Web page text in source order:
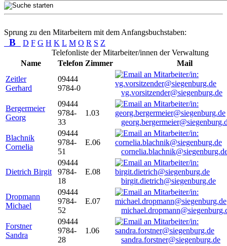
Sprung zu den Mitarbeitern mit dem Anfangsbuchstaben:
B D F G H K L M O R S Z
Telefonliste der Mitarbeiter/innen der Verwaltung
Name
Telefon Zimmer
Mail
Zeitler
Gerhard
09444
9784-0
vg.vorsitzender@siegenburg.de
Bergermeier
Georg
09444
9784-
33
1.03
Blachnik
Cornelia
09444
9784-
51
E.06
Dietrich Birgit
09444
9784-
18
E.08
birgit.dietrich@siegenburg.de
Dropmann
Michael
09444
9784-
52
E.07
Forstner
Sandra
09444
9784-
28
1.06
sandra.forstner@siegenburg.de